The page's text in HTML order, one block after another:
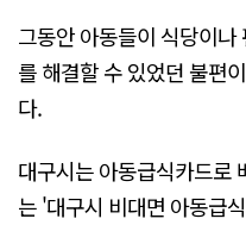
그동안 아동들이 식당이
를 해결할 수 있었던 불편
다.
대구시는 아동급식카드로
는 '대구시 비대면 아동급